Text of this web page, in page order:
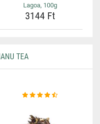
Lagoa, 100g
3144 Ft
TEA